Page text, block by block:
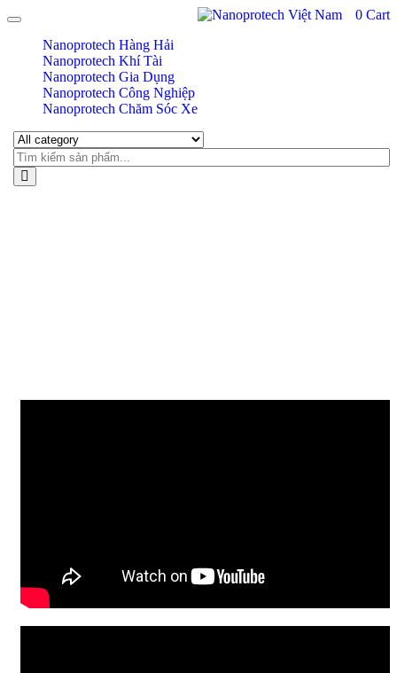
Toggle navigation
Nanoprotech Hàng Hải
Nanoprotech Khí Tài
Nanoprotech Gia Dụng
Nanoprotech Công Nghiệp
Nanoprotech Chăm Sóc Xe
0 Cart